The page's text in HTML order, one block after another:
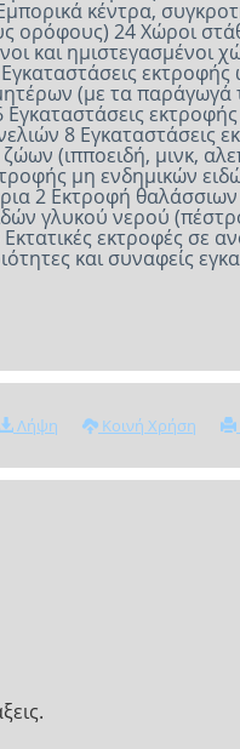
Λήψη Κοινή Χρήση